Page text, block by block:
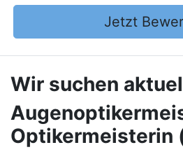
Jetzt
Wir suchen
Optikermeisterin